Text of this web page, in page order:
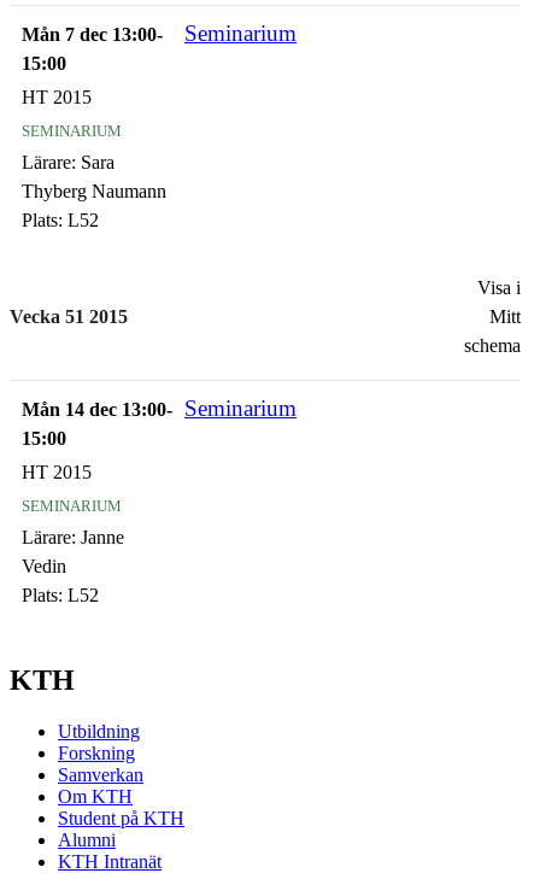
Mån 7 dec 13:00-
15:00
Seminarium
HT 2015
seminarium
Lärare: Sara
Thyberg Naumann
Plats: L52
Vecka 51 2015
Visa i
Mitt
schema
Mån 14 dec 13:00-
15:00
Seminarium
HT 2015
seminarium
Lärare: Janne
Vedin
Plats: L52
KTH
Utbildning
Forskning
Samverkan
Om KTH
Student på KTH
Alumni
KTH Intranät